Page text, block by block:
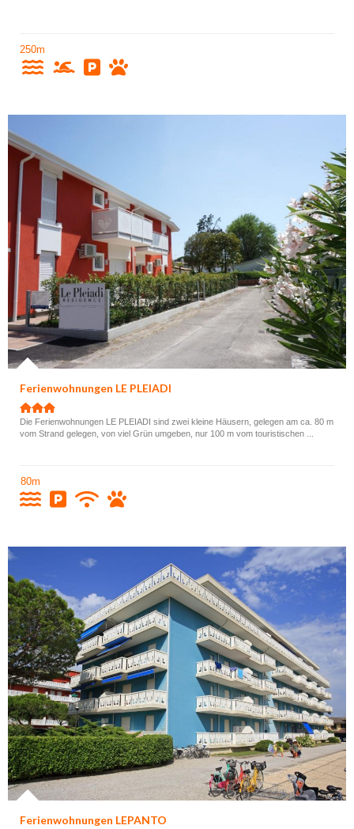
250m
Ferienwohnungen LE PLEIADI
Die Ferienwohnungen LE PLEIADI sind zwei kleine Häusern, gelegen am ca. 80 m
vom Strand gelegen, von viel Grün umgeben, nur 100 m vom touristischen ...
80m
Ferienwohnungen LEPANTO